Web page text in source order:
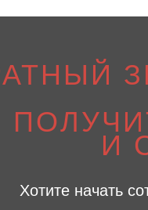
И
Хотите начать